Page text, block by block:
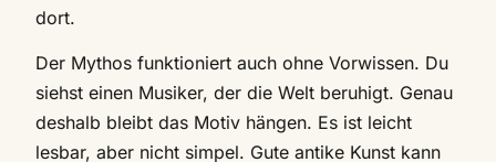
dort.
Der Mythos funktioniert auch ohne Vorwissen. Du
siehst einen Musiker, der die Welt beruhigt. Genau
deshalb bleibt das Motiv hängen. Es ist leicht
lesbar, aber nicht simpel. Gute antike Kunst kann